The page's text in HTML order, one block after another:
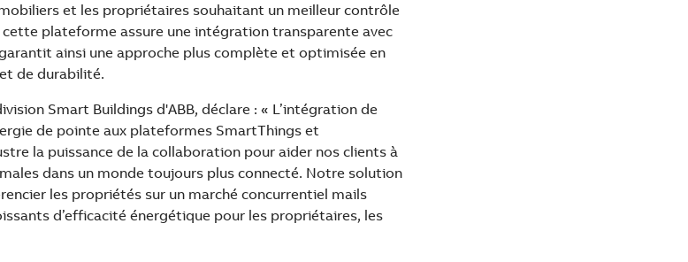
et les propriétaires souhaitant un meilleur contrôle
plateforme assure une intégration transparente avec
ainsi une approche plus complète et optimisée en
de durabilité.
Smart Buildings d'ABB, déclare : « L’intégration de
de pointe aux plateformes SmartThings et
la puissance de la collaboration pour aider nos clients à
dans un monde toujours plus connecté. Notre solution
les propriétés sur un marché concurrentiel mails
d’efficacité énergétique pour les propriétaires, les